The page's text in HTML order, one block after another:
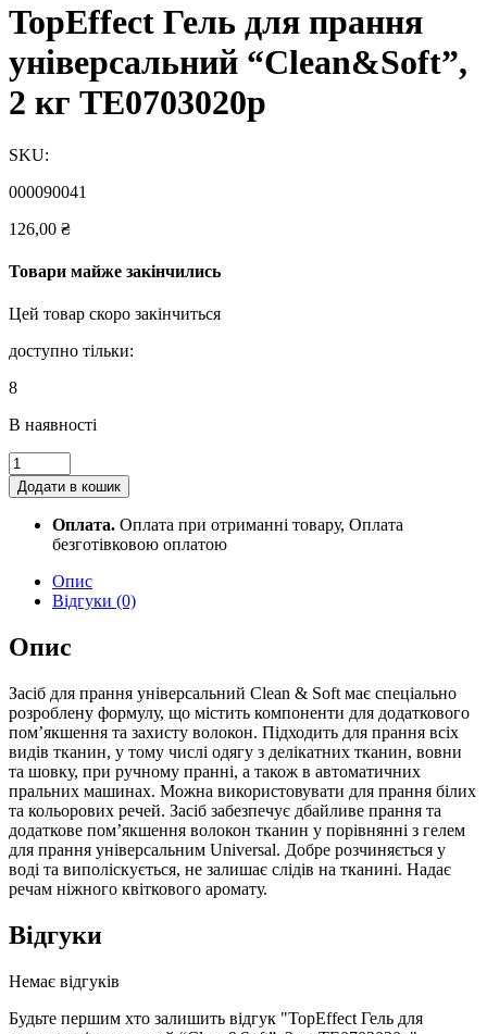
TopEffect Гель для прання
універсальний “Clean&Soft”,
2 кг TE0703020p
SKU:
000090041
126,00 ₴
Товари майже закінчились
Цей товар скоро закінчиться
доступно тільки:
8
В наявності
TopEffect
Гель
для
прання
універсальний
quantity
Додати в кошик
Оплата. Оплата при отриманні товару, Оплата
безготівковою оплатою
Опис
Відгуки (0)
Опис
Засіб для прання універсальний Clean & Soft має спеціально
розроблену формулу, що містить компоненти для додаткового
пом’якшення та захисту волокон. Підходить для прання всіх
видів тканин, у тому числі одягу з делікатних тканин, вовни
та шовку, при ручному пранні, а також в автоматичних
пральних машинах. Можна використовувати для прання білих
та кольорових речей. Засіб забезпечує дбайливе прання та
додаткове пом’якшення волокон тканин у порівнянні з гелем
для прання універсальним Universal. Добре розчиняється у
воді та виполіскується, не залишає слідів на тканині. Надає
речам ніжного квіткового аромату.
Відгуки
Немає відгуків
Будьте першим хто залишить відгук "TopEffect Гель для